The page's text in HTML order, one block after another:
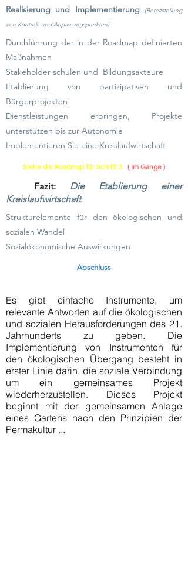
Realisierung und Implementierung
(Bereitstellung
von Kontroll- und Anpassungspunkten)
Durchführung der in der Roadmap definierten
Maßnahmen
Stakeholder schulen und Bildungsakteure
Etablierung von partizipativen und
Bürgerprojekten
Dienstleistungen erbringen, Projekte
unterstützen bis zur Autonomie
Implementieren Sie eine Kreislaufwirtschaft
Siehe die Roadmap für Schritt 3 ( Im Gange )
Fazit:
Die Etablierung einer
Kreislaufwirtschaft
Strukturelemente für den ökologischen und
sozialen Wandel
Sozialökonomische Auswirkungen
Abschluss
Es gibt einfache Instrumente, um
relevante Antworten auf die ökologischen
und sozialen Herausforderungen des 21.
Jahrhunderts zu geben. Die
Implementierung von Instrumenten für
den ökologischen Übergang besteht in
erster Linie darin, die soziale Verbindung
um ein gemeinsames Projekt
wiederherzustellen. Dieses Projekt
beginnt mit der gemeinsamen Anlage
eines Gartens nach den Prinzipien der
Permakultur ...